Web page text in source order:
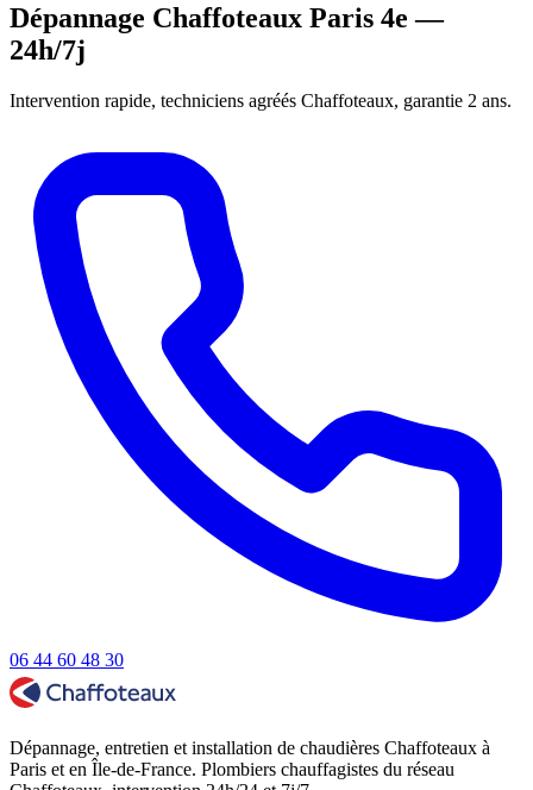
Dépannage Chaffoteaux Paris 4e —
24h/7j
Intervention rapide, techniciens agréés Chaffoteaux, garantie 2 ans.
06 44 60 48 30
Dépannage, entretien et installation de chaudières Chaffoteaux à
Paris et en Île-de-France. Plombiers chauffagistes du réseau